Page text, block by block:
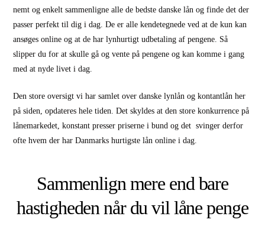
nemt og enkelt sammenligne alle de bedste danske lån og finde det der
passer perfekt til dig i dag. De er alle kendetegnede ved at de kun kan
ansøges online og at de har lynhurtigt udbetaling af pengene. Så
slipper du for at skulle gå og vente på pengene og kan komme i gang
med at nyde livet i dag.
Den store oversigt vi har samlet over danske lynlån og kontantlån her
på siden, opdateres hele tiden. Det skyldes at den store konkurrence på
lånemarkedet, konstant presser priserne i bund og det svinger derfor
ofte hvem der har Danmarks hurtigste lån online i dag.
Sammenlign mere end bare
hastigheden når du vil låne penge